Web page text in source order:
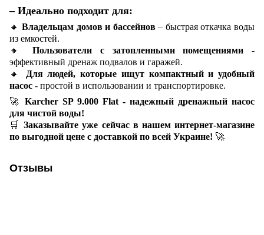
– Идеально подходит для:
🔸Владельцам домов и бассейнов– быстрая откачка воды
из емкостей.
🔸Пользователи с затопленными помещениями -
эффективный дренаж подвалов и гаражей.
🔸
Для людей, которые ищут компактный и удобный
насос - простой в использовании и транспортировке.
🚀 Karcher SP 9.000 Flat - надежный дренажный насос
для чистой воды!
🛒Заказывайте уже сейчас в нашем интернет-магазине
по выгодной цене с доставкой по всей Украине! 🚀
Отзывы